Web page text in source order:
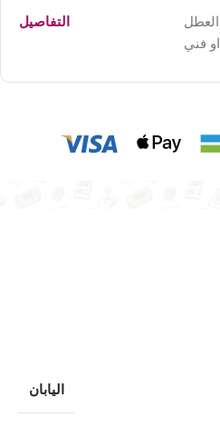
العطل
فني
التفاصيل
اليابان